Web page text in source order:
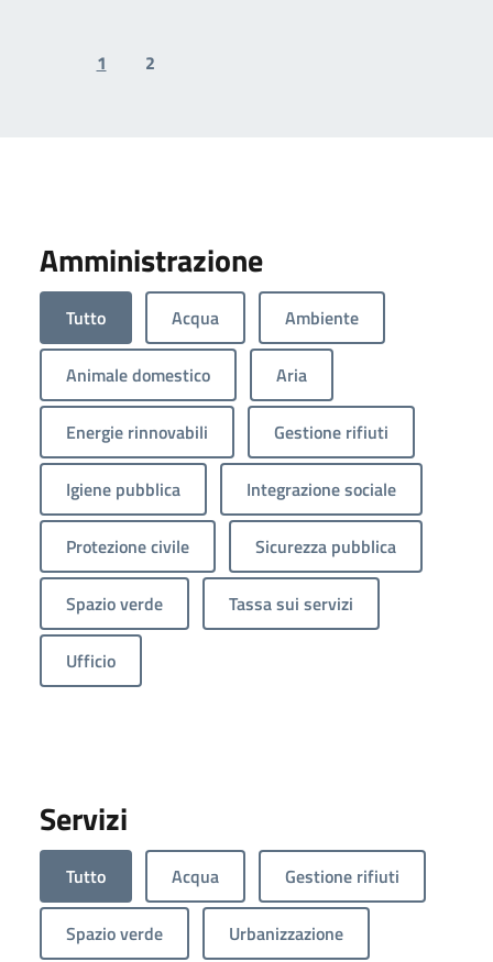
Previous page
1 2
Amministrazione
Tutto Acqua Ambiente
Animale domestico Aria
Energie rinnovabili Gestione rifiuti
Igiene pubblica Integrazione sociale
Protezione civile Sicurezza pubblica
Spazio verde Tassa sui servizi
Ufficio
Servizi
Tutto Acqua Gestione rifiuti
Spazio verde Urbanizzazione